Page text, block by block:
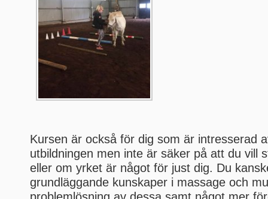
Kursen är också för dig som är intresserad
utbildningen men inte är säker på att du vill
eller om yrket är något för just dig. Du
grundläggande kunskaper i massage och